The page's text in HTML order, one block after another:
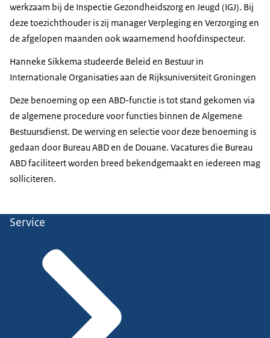
werkzaam bij de Inspectie Gezondheidszorg en Jeugd (IGJ). Bij
deze toezichthouder is zij manager Verpleging en Verzorging en
de afgelopen maanden ook waarnemend hoofdinspecteur.
Hanneke Sikkema studeerde Beleid en Bestuur in
Internationale Organisaties aan de Rijksuniversiteit Groningen
Deze benoeming op een ABD-functie is tot stand gekomen via
de algemene procedure voor functies binnen de Algemene
Bestuursdienst. De werving en selectie voor deze benoeming is
gedaan door Bureau ABD en de Douane. Vacatures die Bureau
ABD faciliteert worden breed bekendgemaakt en iedereen mag
solliciteren.
Service